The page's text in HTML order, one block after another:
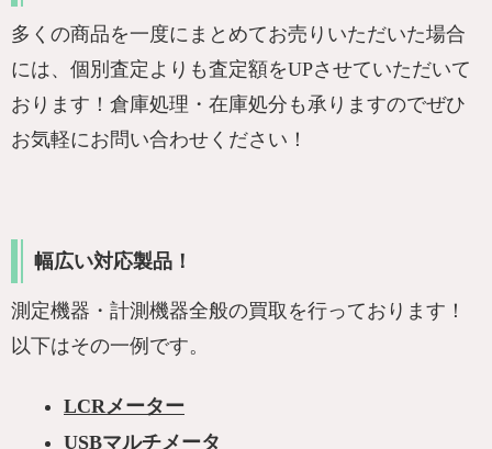
多くの商品を一度にまとめてお売りいただいた場合
には、個別査定よりも査定額をUPさせていただいて
おります！倉庫処理・在庫処分も承りますのでぜひ
お気軽にお問い合わせください！
幅広い対応製品！
測定機器・計測機器全般の買取を行っております！
以下はその一例です。
LCRメーター
USBマルチメータ